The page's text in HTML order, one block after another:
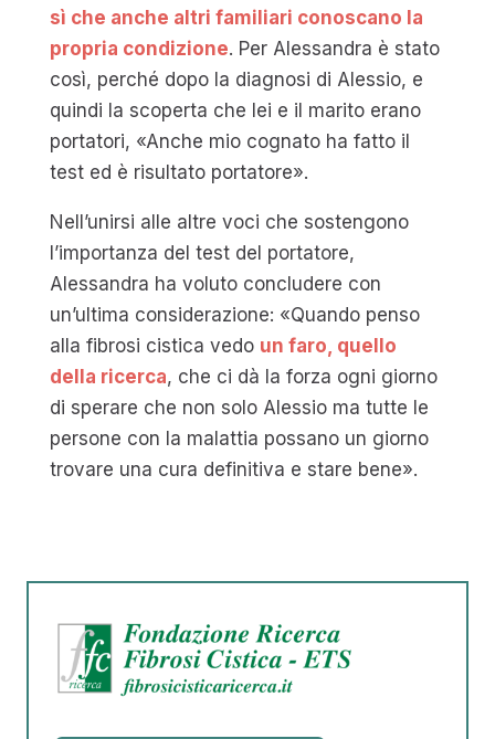
sì che anche altri familiari conoscano la
propria condizione. Per Alessandra è stato
così, perché dopo la diagnosi di Alessio, e
quindi la scoperta che lei e il marito erano
portatori, «Anche mio cognato ha fatto il
test ed è risultato portatore».
Nell’unirsi alle altre voci che sostengono
l’importanza del test del portatore,
Alessandra ha voluto concludere con
un’ultima considerazione: «Quando penso
alla fibrosi cistica vedo un faro, quello
della ricerca, che ci dà la forza ogni giorno
di sperare che non solo Alessio ma tutte le
persone con la malattia possano un giorno
trovare una cura definitiva e stare bene».